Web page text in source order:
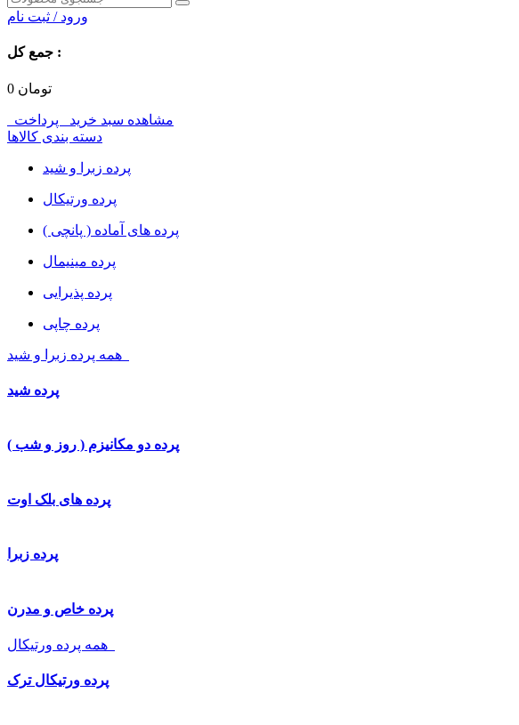
ورود / ثبت نام
جمع کل :
0 تومان
مشاهده سبد خرید
پرداخت
دسته بندی کالاها
پرده زبرا و شید
پرده ورتیکال
پرده های آماده ( پانچی )
پرده مینیمال
پرده پذیرایی
پرده چاپی
پرده شید
پرده دو مکانیزم ( روز و شب )
پرده های بلک اوت
پرده زبرا
پرده خاص و مدرن
پرده ورتیکال ترک